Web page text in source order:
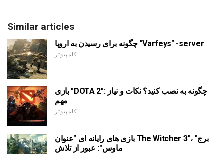
Similar articles
چگونه برای رسیدن به اروپا "Varfeys" -server
کامپیوتر
بازی "DOTA 2": چگونه به نصب کنید؟ نکات و نیاز
مهم
کامپیوتر
بازی های رایانه ای "عنوان The Witcher 3"، "برج
ماوس": عبور از تلاش